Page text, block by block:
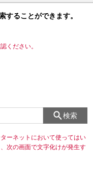
することができます。
ください。
検索
ーネットにおいて使ってはい
次の画面で文字化けが発生す